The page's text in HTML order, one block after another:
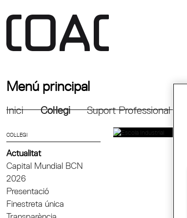
Menú principal
Inici Col·legi Suport Professional
COL·LEGI
Actualitat
Capital Mundial BCN
2026
Presentació
Finestreta única